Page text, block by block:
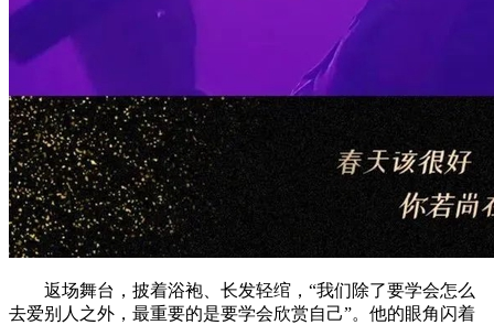
返场舞台，披着浴袍、长发轻绾，“我们除了要学会怎么
去爱别人之外，最重要的是要学会欣赏自己”。他的眼角闪着